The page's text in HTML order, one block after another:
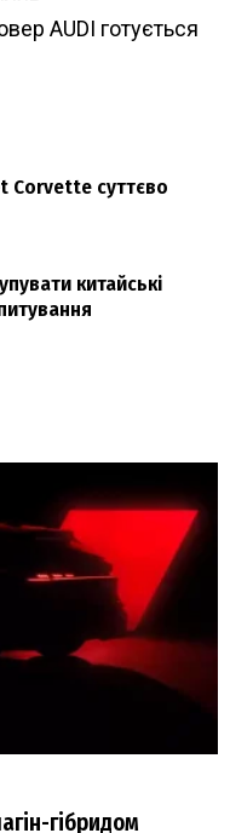
AUDI готується
Corvette суттєво
китайські
гібридом